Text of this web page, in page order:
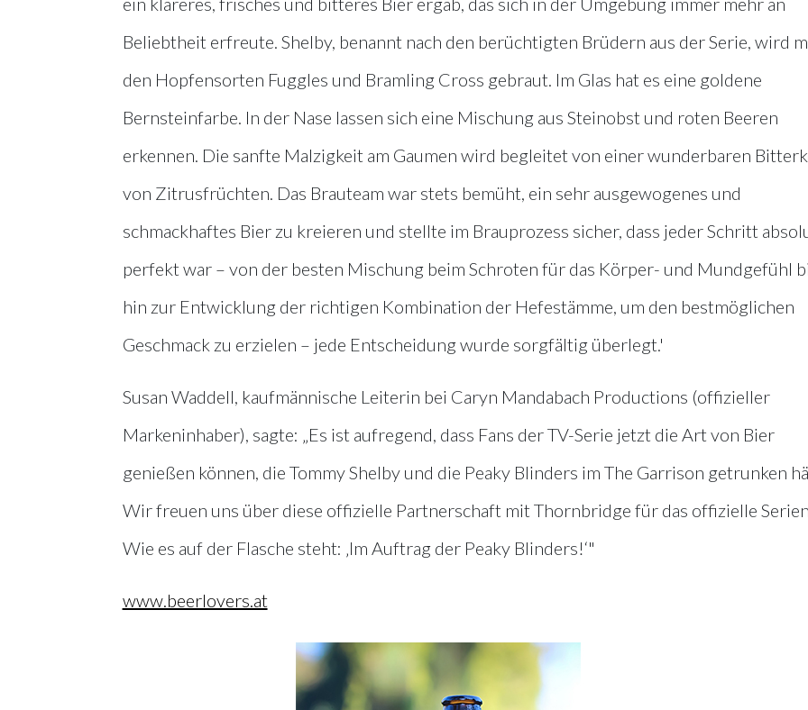
Beliebtheit erfreute. Shelby, benannt nach den berüchtigten Brüdern aus der Serie, wird
den Hopfensorten Fuggles und Bramling Cross gebraut. Im Glas hat es eine goldene
Bernsteinfarbe. In der Nase lassen sich eine Mischung aus Steinobst und roten Beeren
erkennen. Die sanfte Malzigkeit am Gaumen wird begleitet von einer wunderbaren
von Zitrusfrüchten. Das Brauteam war stets bemüht, ein sehr ausgewogenes und
schmackhaftes Bier zu kreieren und stellte im Brauprozess sicher, dass jeder Schritt
perfekt war – von der besten Mischung beim Schroten für das Körper- und Mundgefühl
hin zur Entwicklung der richtigen Kombination der Hefestämme, um den bestmöglichen
Geschmack zu erzielen – jede Entscheidung wurde sorgfältig überlegt.'
Susan Waddell, kaufmännische Leiterin bei Caryn Mandabach Productions (offizieller
Markeninhaber), sagte: „Es ist aufregend, dass Fans der TV-Serie jetzt die Art von Bier
genießen können, die Tommy Shelby und die Peaky Blinders im The Garrison getrunken
Wir freuen uns über diese offizielle Partnerschaft mit Thornbridge für das offizielle
Wie es auf der Flasche steht: ‚Im Auftrag der Peaky Blinders!‘"
www.beerlovers.at